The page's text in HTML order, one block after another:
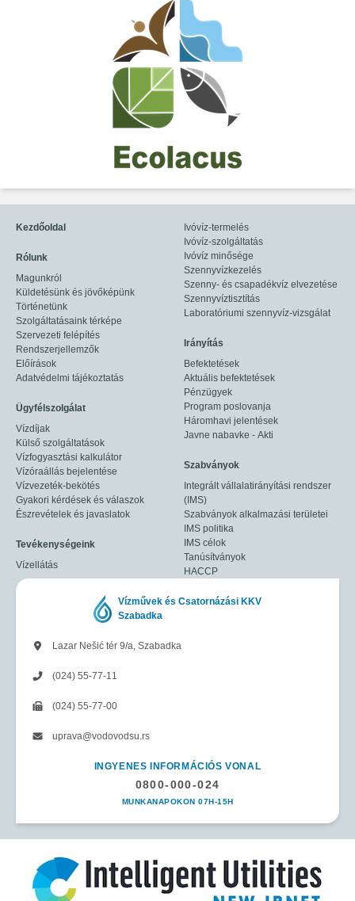
Kezdőoldal
Rólunk
Magunkról
Küldetésünk és jövőképünk
Történetünk
Szolgáltatásaink térképe
Szervezeti felépítés
Rendszerjellemzők
Előírások
Adatvédelmi tájékoztatás
Ügyfélszolgálat
Vízdíjak
Külső szolgáltatások
Vízfogyasztási kalkulátor
Vízóraállás bejelentése
Vízvezeték-bekötés
Gyakori kérdések és válaszok
Észrevételek és javaslatok
Tevékenységeink
Vízellátás
Ivóvíz-termelés
Ivóvíz-szolgáltatás
Ivóvíz minősége
Szennyvízkezelés
Szenny- és csapadékvíz elvezetése
Szennyvíztisztítás
Laboratóriumi szennyvíz-vizsgálat
Irányítás
Befektetések
Aktuális befektetések
Pénzügyek
Program poslovanja
Háromhavi jelentések
Javne nabavke - Akti
Szabványok
Integrált vállalatirányítási rendszer
(IMS)
Szabványok alkalmazási területei
IMS politika
IMS célok
Tanúsítványok
HACCP
Vízművek és Csatornázási KKV
Szabadka
Lazar Nešić tér 9/a, Szabadka
(024) 55-77-11
(024) 55-77-00
uprava@vodovodsu.rs
INGYENES INFORMÁCIÓS VONAL
0800-000-024
MUNKANAPOKON 07H-15H